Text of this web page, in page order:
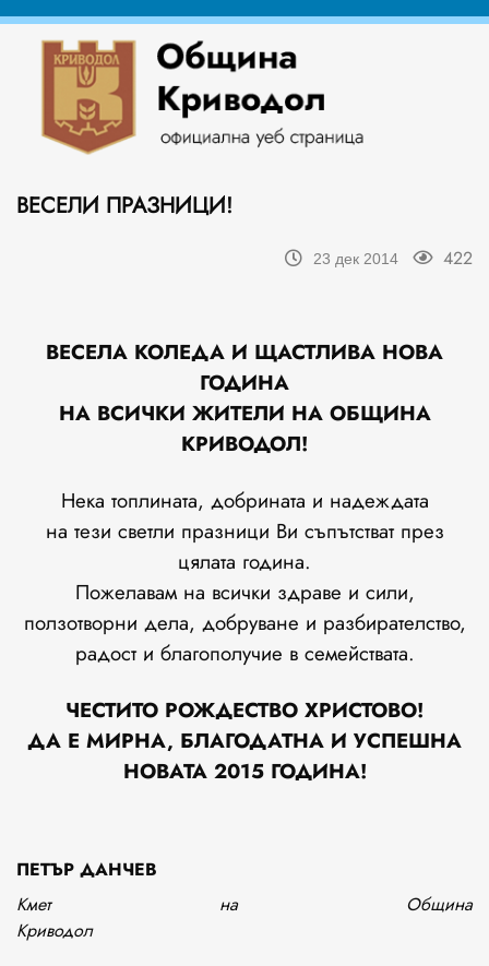
ВЕСЕЛИ ПРАЗНИЦИ!
23 дек 2014 422
ВЕСЕЛА КОЛЕДА И ЩАСТЛИВА НОВА
ГОДИНА
НА ВСИЧКИ ЖИТЕЛИ НА ОБЩИНА
КРИВОДОЛ!
Нека топлината, добрината и надеждата
на тези светли празници Ви съпътстват през
цялата година.
Пожелавам на всички здраве и сили,
ползотворни дела, добруване и разбирателство,
радости благополучие в семействата.
ЧЕСТИТО РОЖДЕСТВО ХРИСТОВО!
ДА Е МИРНА, БЛАГОДАТНА И УСПЕШНА
НОВАТА 2015 ГОДИНА!
ПЕТЪР ДАНЧЕВ
Кмет на Община
Криводол